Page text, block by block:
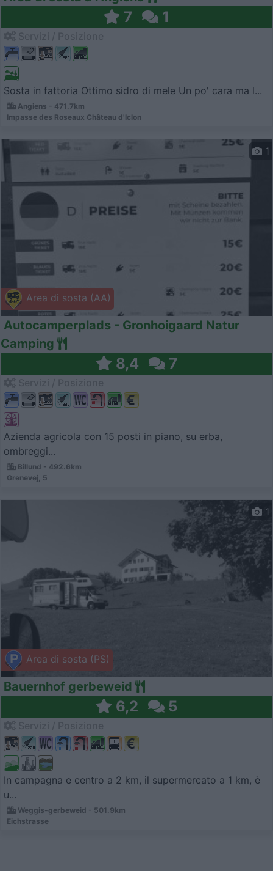
7 1
Sosta in fattoria Ottimo sidro di mele Un po' cara ma l...
Angiens - 471.7km
Impasse des Roseaux Château d'Iclon
Area di sosta (AA)
1
Autocamperplads - Gronhoigaard Natur
Camping
8,4 7
Azienda agricola con 15 posti in piano, su erba,
ombreggi...
Billund - 492.6km
Grenevej, 5
Area di sosta (PS)
1
Bauernhof gerbeweid
6,2 5
In campagna e centro a 2 km, il supermercato a 1 km, è
u...
Weggis-gerbeweid - 501.9km
Eichstrasse